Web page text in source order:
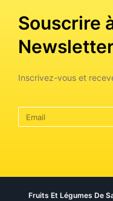
Souscrire
Inscrivez-vous et
Fruits Et Légumes De